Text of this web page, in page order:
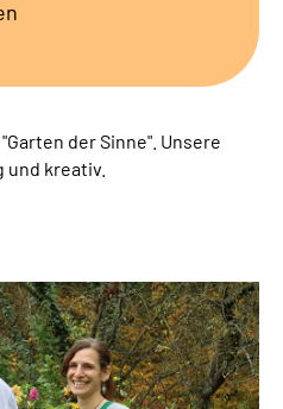
der Sinne". Unsere
kreativ.